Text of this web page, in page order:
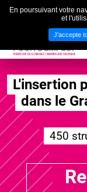
En poursuivant votre
et
J'accepte
L'insertion
dans le
450